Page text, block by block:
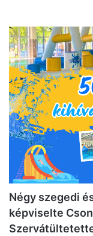
Négy szegedi
képviselte